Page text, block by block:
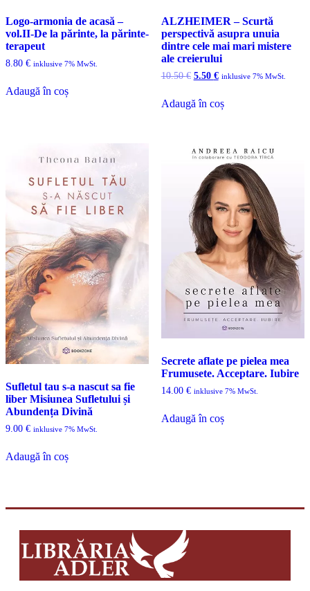
Logo-armonia de acasă –
vol.II-De la părinte, la părinte-
terapeut
8.80 € inklusive 7% MwSt.
Adaugă în coș
ALZHEIMER – Scurtă
perspectivă asupra unuia
dintre cele mai mari mistere
ale creierului
10.50€ Prețul
a
fost:
5.50 €Prețul
5.50 €.
inklusive 7% MwSt.
Adaugă în coș
Sufletul tau s-a nascut sa fie
liber Misiunea Sufletului și
Abundența Divină
9.00 € inklusive 7% MwSt.
Adaugă în coș
Secrete aflate pe pielea mea
Frumusete. Acceptare. Iubire
14.00 € inklusive 7% MwSt.
Adaugă în coș